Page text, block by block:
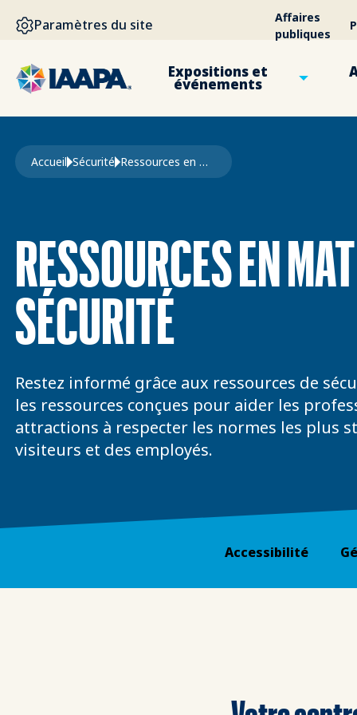
ALLER AU CONTENU PRINCIPAL
Paramètres du site
Affaires
publiques
Expositions et
événements
Fil d'Ariane
Accueil Sécurité Ressources en matière de sécurité
RESSOURCES EN
SÉCURITÉ
Restez informé grâce aux ressources de
les ressources conçues pour aider les
attractions à respecter les normes les plus
visiteurs et des employés.
Accessibilité